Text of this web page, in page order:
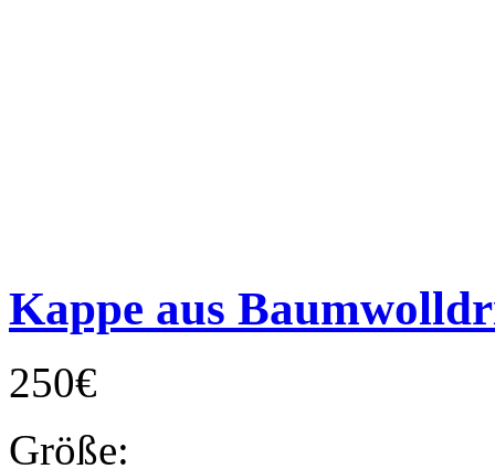
Kappe aus
250€
Größe: